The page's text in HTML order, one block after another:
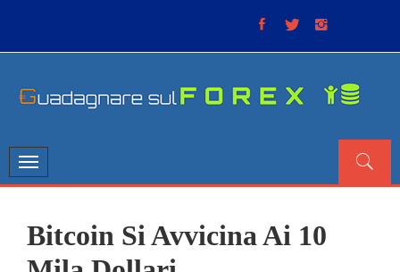
Toggle
navigation
Bitcoin Si Avvicina Ai 10